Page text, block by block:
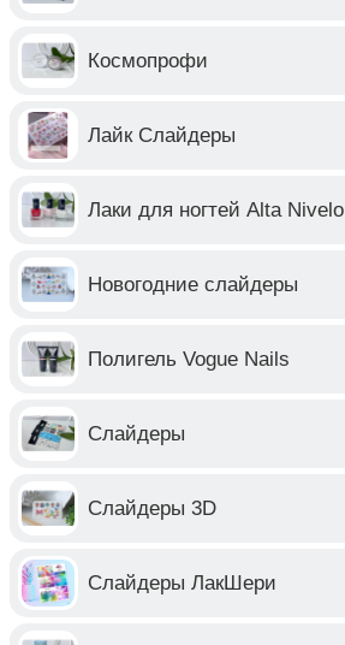
Космопрофи
Лайк Слайдеры
Лаки для ногтей Alta Nivelo
Новогодние слайдеры
Полигель Vogue Nails
Слайдеры
Слайдеры 3D
Слайдеры ЛакШери